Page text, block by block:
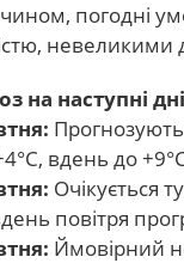
погодні
на наступні
вдень до
Очікується
повітря
Ймовірний